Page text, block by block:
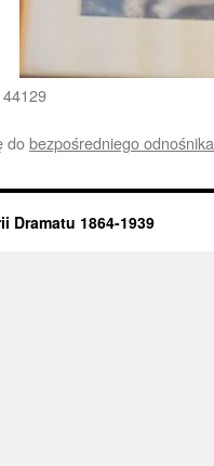
dobezpośredniego odnośnika
Dramatu 1864-1939